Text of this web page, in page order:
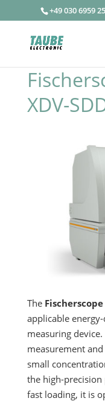
+49 030 6959
XDV-
The Fischerscope
applicable
measuring
measurement
small
the high-precision
fast loading, it is